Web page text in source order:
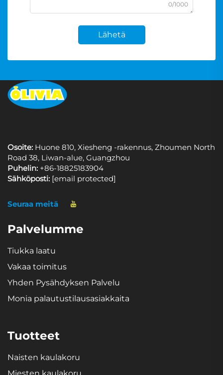
0/1000
Lähetä
Osoite: Huone 810, Xiesheng -rakennus, Zhoumen North
Road 38, Liwan-alue, Guangzhou
Puhelin: +86-18825183904
Sähköposti: [email protected]
Seuraa meitä
Palvelumme
Tiukka laatu
Vakaa toimitus
Yhden Pysähdyksen Palvelu
Monia palautustilausasiakkaita
Tuotteet
Naisten kaulakoru